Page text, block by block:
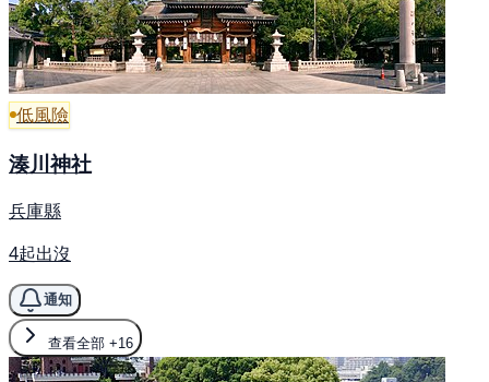
低風險
湊川神社
兵庫縣
4起出沒
通知
查看全部 +16